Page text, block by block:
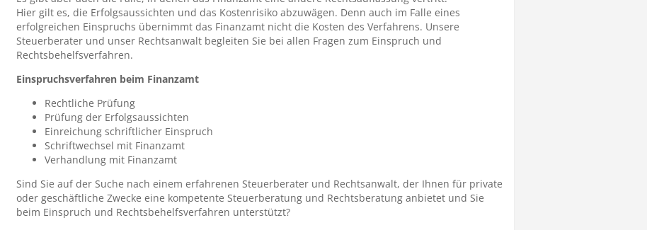
Hier gilt es, die Erfolgsaussichten und das Kostenrisiko abzuwägen. Denn auch im Falle eines
erfolgreichen Einspruchs übernimmt das Finanzamt nicht die Kosten des Verfahrens. Unsere
Steuerberater und unser Rechtsanwalt begleiten Sie bei allen Fragen zum Einspruch und
Rechtsbehelfsverfahren.
Einspruchsverfahren beim Finanzamt
Rechtliche Prüfung
Prüfung der Erfolgsaussichten
Einreichung schriftlicher Einspruch
Schriftwechsel mit Finanzamt
Verhandlung mit Finanzamt
Sind Sie auf der Suche nach einem erfahrenen Steuerberater und Rechtsanwalt, der Ihnen für private
oder geschäftliche Zwecke eine kompetente Steuerberatung und Rechtsberatung anbietet und Sie
beim Einspruch und Rechtsbehelfsverfahren unterstützt?